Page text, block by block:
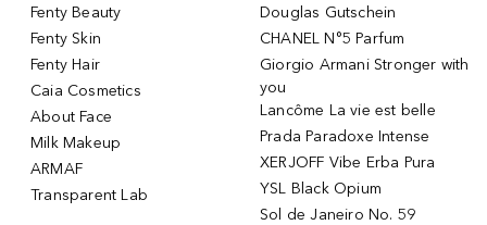
Fenty Beauty
Fenty Skin
Fenty Hair
Caia Cosmetics
About Face
Milk Makeup
ARMAF
Transparent Lab
Douglas Gutschein
CHANEL N°5 Parfum
Giorgio Armani Stronger with
you
Lancôme La vie est belle
Prada Paradoxe Intense
XERJOFF Vibe Erba Pura
YSL Black Opium
Sol de Janeiro No. 59